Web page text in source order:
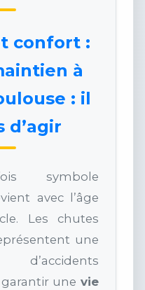
confort :
à
: il
d’agir
symbole
avec l’âge
Les chutes
une
une vie